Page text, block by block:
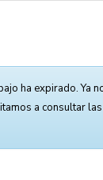
ha expirado. Ya
a consultar